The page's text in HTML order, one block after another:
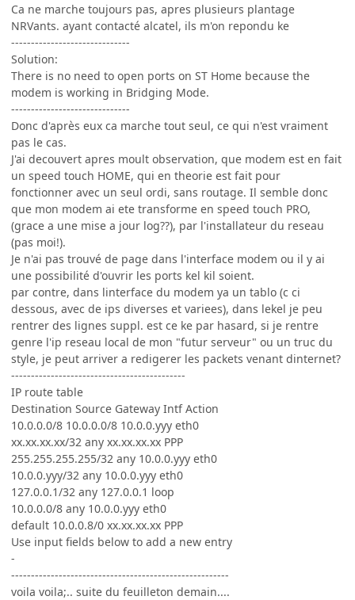
Ca ne marche toujours pas, apres plusieurs plantage
NRVants. ayant contacté alcatel, ils m'on repondu ke
------------------------------
Solution:
There is no need to open ports on ST Home because the
modem is working in Bridging Mode.
------------------------------
Donc d'après eux ca marche tout seul, ce qui n'est vraiment
pas le cas.
J'ai decouvert apres moult observation, que modem est en fait
un speed touch HOME, qui en theorie est fait pour
fonctionner avec un seul ordi, sans routage. Il semble donc
que mon modem ai ete transforme en speed touch PRO,
(grace a une mise a jour log??), par l'installateur du reseau
(pas moi!).
Je n'ai pas trouvé de page dans l'interface modem ou il y ai
une possibilité d'ouvrir les ports kel kil soient.
par contre, dans linterface du modem ya un tablo (c ci
dessous, avec de ips diverses et variees), dans lekel je peu
rentrer des lignes suppl. est ce ke par hasard, si je rentre
genre l'ip reseau local de mon "futur serveur" ou un truc du
style, je peut arriver a redigerer les packets venant dinternet?
--------------------------------------------
IP route table
Destination Source Gateway Intf Action
10.0.0.0/8 10.0.0.0/8 10.0.0.yyy eth0
xx.xx.xx.xx/32 any xx.xx.xx.xx PPP
255.255.255.255/32 any 10.0.0.yyy eth0
10.0.0.yyy/32 any 10.0.0.yyy eth0
127.0.0.1/32 any 127.0.0.1 loop
10.0.0.0/8 any 10.0.0.yyy eth0
default 10.0.0.8/0 xx.xx.xx.xx PPP
Use input fields below to add a new entry
-
-------------------------------------------------------
voila voila;.. suite du feuilleton demain....